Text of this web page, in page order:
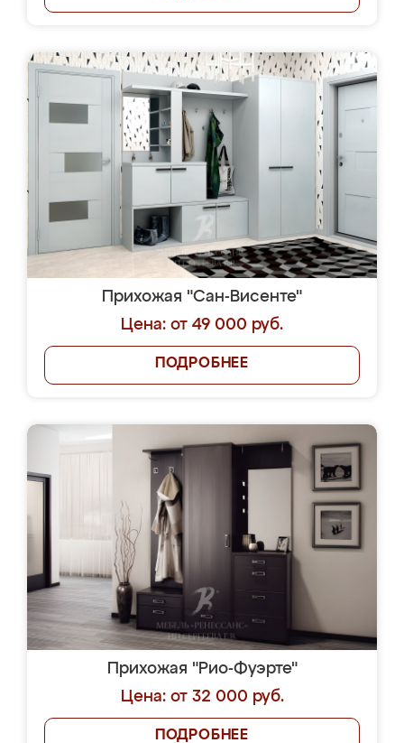
Прихожая "Сан-Висенте"
Цена: от 49 000 руб.
ПОДРОБНЕЕ
Прихожая "Рио-Фуэрте"
Цена: от 32 000 руб.
ПОДРОБНЕЕ